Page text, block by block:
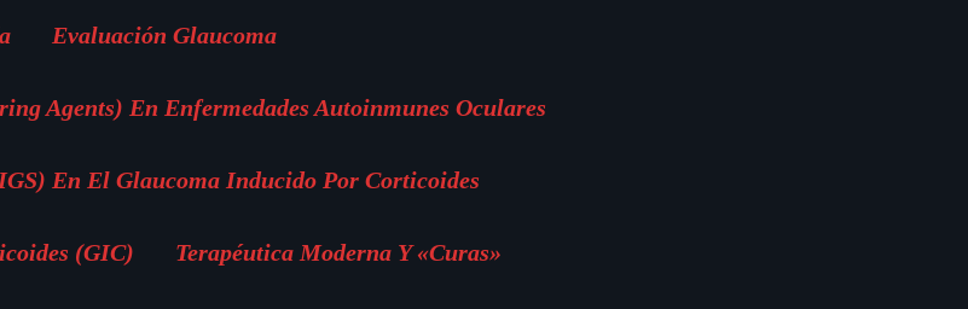
Evaluación Glaucoma
Agents) En Enfermedades Autoinmunes Oculares
En El Glaucoma Inducido Por Corticoides
(GIC) Terapéutica Moderna Y «Curas»